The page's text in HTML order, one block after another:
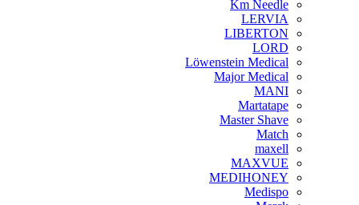
Km Needle
LERVIA
LIBERTON
LORD
Löwenstein Medical
Major Medical
MANI
Martatape
Master Shave
Match
maxell
MAXVUE
MEDIHONEY
Medispo